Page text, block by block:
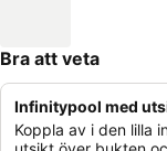
Bra att veta
Infinitypool med
Koppla av i den lilla